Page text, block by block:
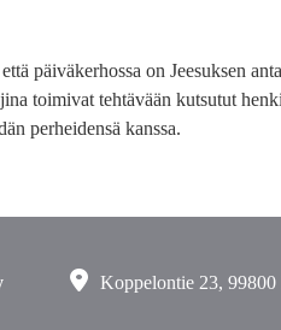
päiväkerhossa on Jeesuksen
toimivat tehtävään kutsutut
perheidensä kanssa.
Koppelontie 23, 99800